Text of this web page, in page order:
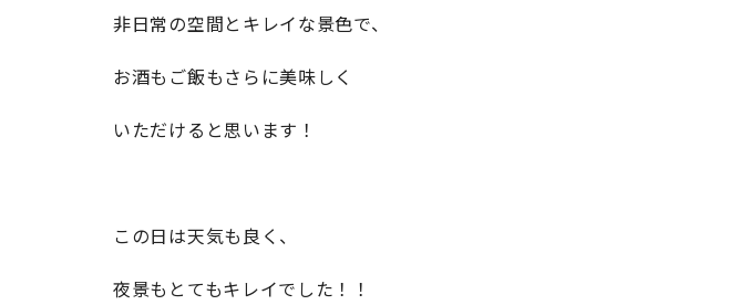
非日常の空間とキレイな景色で、
お酒もご飯もさらに美味しく
いただけると思います！
この日は天気も良く、
夜景もとてもキレイでした！！